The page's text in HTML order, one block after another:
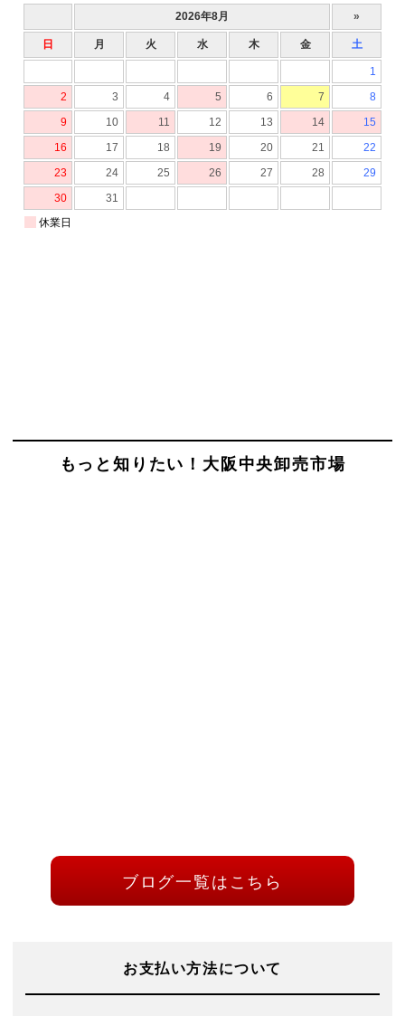
もっと知りたい！大阪中央卸売市場
ブログ一覧はこちら
お支払い方法について